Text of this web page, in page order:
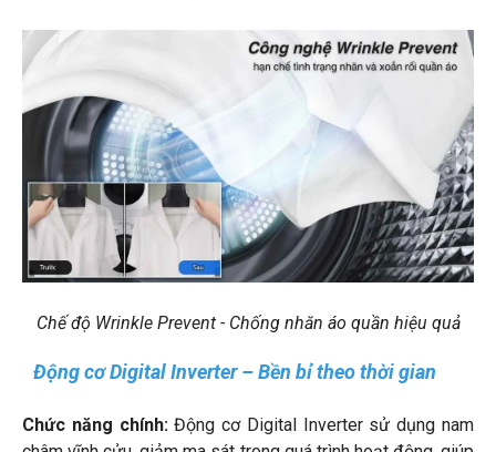
Chế độ Wrinkle Prevent - Chống nhăn áo quần hiệu quả
Động cơ Digital Inverter – Bền bỉ theo thời gian
Chức năng chính:Động cơ Digital Inverter sử dụng nam